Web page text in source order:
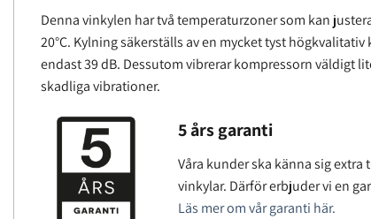
Denna vinkylen har två temperaturzoner som kan
20°C. Kylning säkerställs av en mycket tyst
endast 39 dB. Dessutom vibrerar kompressorn väldigt
skadliga vibrationer.
5 års garanti
Våra kunder ska känna sig extra
vinkylar. Därför erbjuder vi en
Läs mer om vår garanti här.